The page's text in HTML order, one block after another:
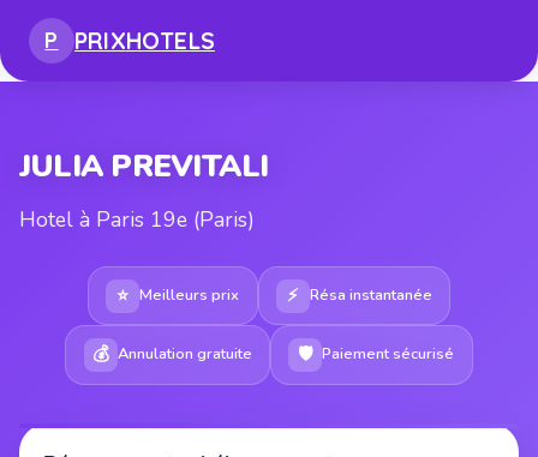
P PRIXHOTELS
JULIA PREVITALI
Hotel à Paris 19e (Paris)
⭐ Meilleurs prix ⚡ Résa instantanée
💰 Annulation gratuite 🛡 Paiement sécurisé